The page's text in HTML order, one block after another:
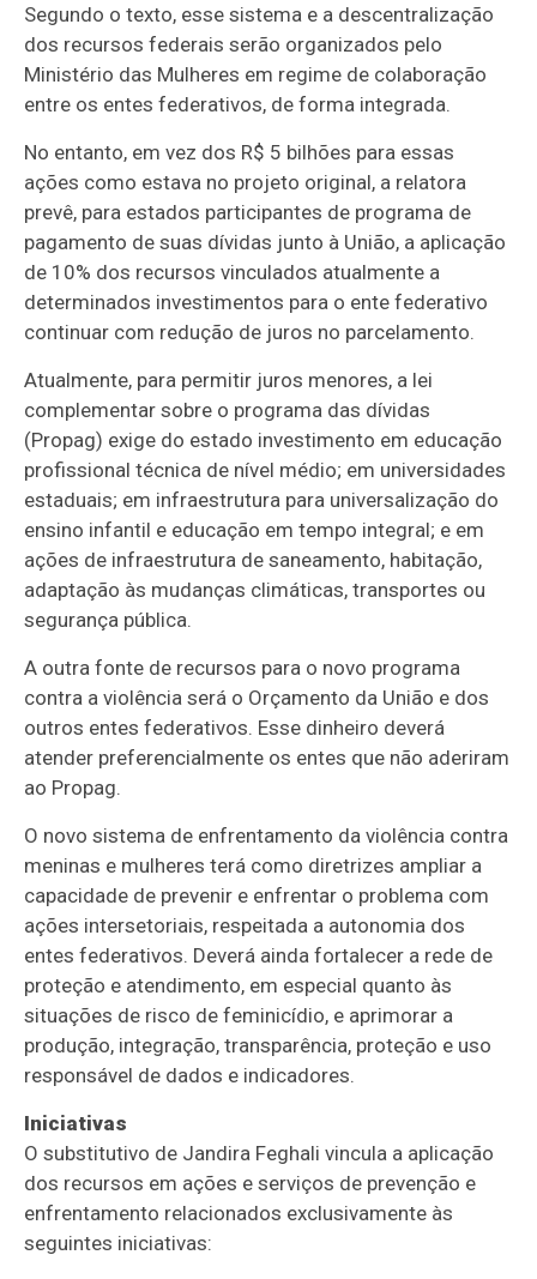
Segundo o texto, esse sistema e a descentralização
dos recursos federais serão organizados pelo
Ministério das Mulheres em regime de colaboração
entre os entes federativos, de forma integrada.
No entanto, em vez dos R$ 5 bilhões para essas
ações como estava no projeto original, a relatora
prevê, para estados participantes de programa de
pagamento de suas dívidas junto à União, a aplicação
de 10% dos recursos vinculados atualmente a
determinados investimentos para o ente federativo
continuar com redução de juros no parcelamento.
Atualmente, para permitir juros menores, a lei
complementar sobre o programa das dívidas
(Propag) exige do estado investimento em educação
profissional técnica de nível médio; em universidades
estaduais; em infraestrutura para universalização do
ensino infantil e educação em tempo integral; e em
ações de infraestrutura de saneamento, habitação,
adaptação às mudanças climáticas, transportes ou
segurança pública.
A outra fonte de recursos para o novo programa
contra a violência será o Orçamento da União e dos
outros entes federativos. Esse dinheiro deverá
atender preferencialmente os entes que não aderiram
ao Propag.
O novo sistema de enfrentamento da violência contra
meninas e mulheres terá como diretrizes ampliar a
capacidade de prevenir e enfrentar o problema com
ações intersetoriais, respeitada a autonomia dos
entes federativos. Deverá ainda fortalecer a rede de
proteção e atendimento, em especial quanto às
situações de risco de feminicídio, e aprimorar a
produção, integração, transparência, proteção e uso
responsável de dados e indicadores.
Iniciativas
O substitutivo de Jandira Feghali vincula a aplicação
dos recursos em ações e serviços de prevenção e
enfrentamento relacionados exclusivamente às
seguintes iniciativas: